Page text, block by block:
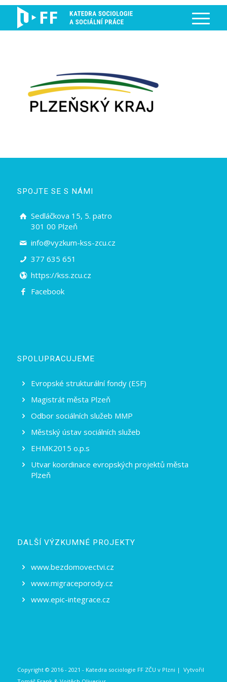
SPOJTE SE S NÁMI
Sedláčkova 15, 5. patro
301 00 Plzeň
info@vyzkum-kss-zcu.cz
377 635 651
https://kss.zcu.cz
Facebook
SPOLUPRACUJEME
Evropské strukturální fondy (ESF)
Magistrát města Plzeň
Odbor sociálních služeb MMP
Městský ústav sociálních služeb
EHMK2015 o.p.s
Utvar koordinace evropských projektů města
Plzeň
DALŠÍ VÝZKUMNÉ PROJEKTY
www.bezdomovectvi.cz
www.migraceporody.cz
www.epic-integrace.cz
Copyright © 2016 - 2021 - Katedra sociologie FF ZČU v Plzni | Vytvořil